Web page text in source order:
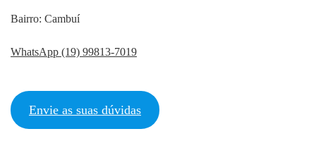
Bairro: Cambuí
WhatsApp (19) 99813-7019
Envie as suas dúvidas